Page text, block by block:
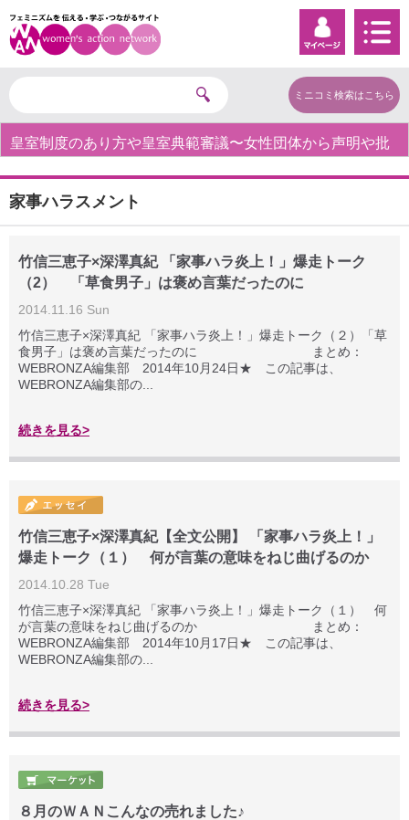
ミニコミ検索はこちら
皇室制度のあり方や皇室典範審議〜女性団体から声明や批
家事ハラスメント
竹信三恵子×深澤真紀 「家事ハラ炎上！」爆走トーク
（2） 「草食男子」は褒め言葉だったのに
2014.11.16 Sun
竹信三恵子×深澤真紀 「家事ハラ炎上！」爆走トーク（２）「草
食男子」は褒め言葉だったのに まとめ：
WEBRONZA編集部 2014年10月24日★ この記事は、
WEBRONZA編集部の...
続きを見る>
竹信三恵子×深澤真紀【全文公開】 「家事ハラ炎上！」
爆走トーク（１） 何が言葉の意味をねじ曲げるのか
2014.10.28 Tue
竹信三恵子×深澤真紀 「家事ハラ炎上！」爆走トーク（１） 何
が言葉の意味をねじ曲げるのか まとめ：
WEBRONZA編集部 2014年10月17日★ この記事は、
WEBRONZA編集部の...
続きを見る>
８月のＷＡＮこんなの売れました♪